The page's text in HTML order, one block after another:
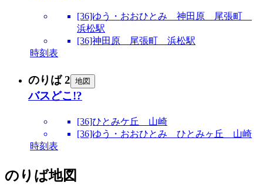
[36]ゆう・おおひとみ 神田原 尾張町
浜松駅
[36]神田原 尾張町 浜松駅
時刻表
のりば 2 地図
バスどこ!?
[36]ひとみケ丘 山崎
[36]ゆう・おおひとみ ひとみヶ丘 山崎
時刻表
のりば地図